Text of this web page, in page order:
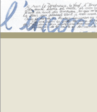
Lorem ipsum: generate 20 lists of